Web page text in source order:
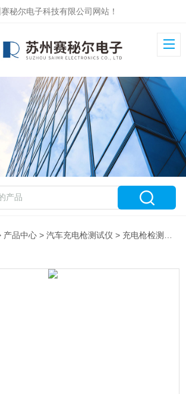
秘尔电子科技有限公司网站！
产品中心 >汽车充电枪测试仪 > 充电枪检测设备